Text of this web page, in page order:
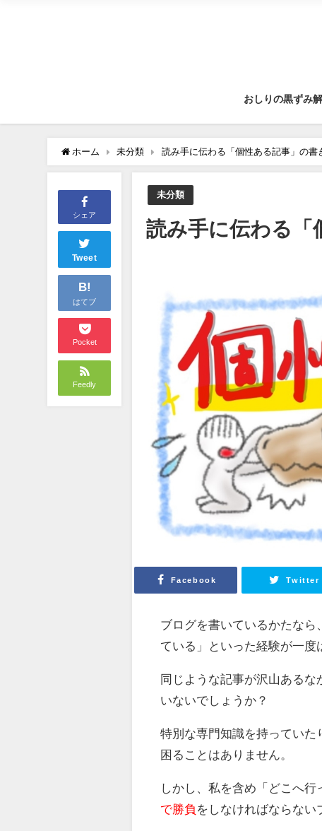
おしりの黒ずみ
ホーム 未分類 読み手に伝わる「個性ある記事」の書
シェア
Tweet
B!
はてブ
Pocket
Feedly
未分類
読み手に伝わる「
Facebook Twitter
ブログを書いているかたなら
ている」といった経験が一度
同じような記事が沢山あるな
いないでしょうか？
特別な専門知識を持ってい
困ることはありません。
しかし、私を含め「どこへ
で勝負 をしなければならない